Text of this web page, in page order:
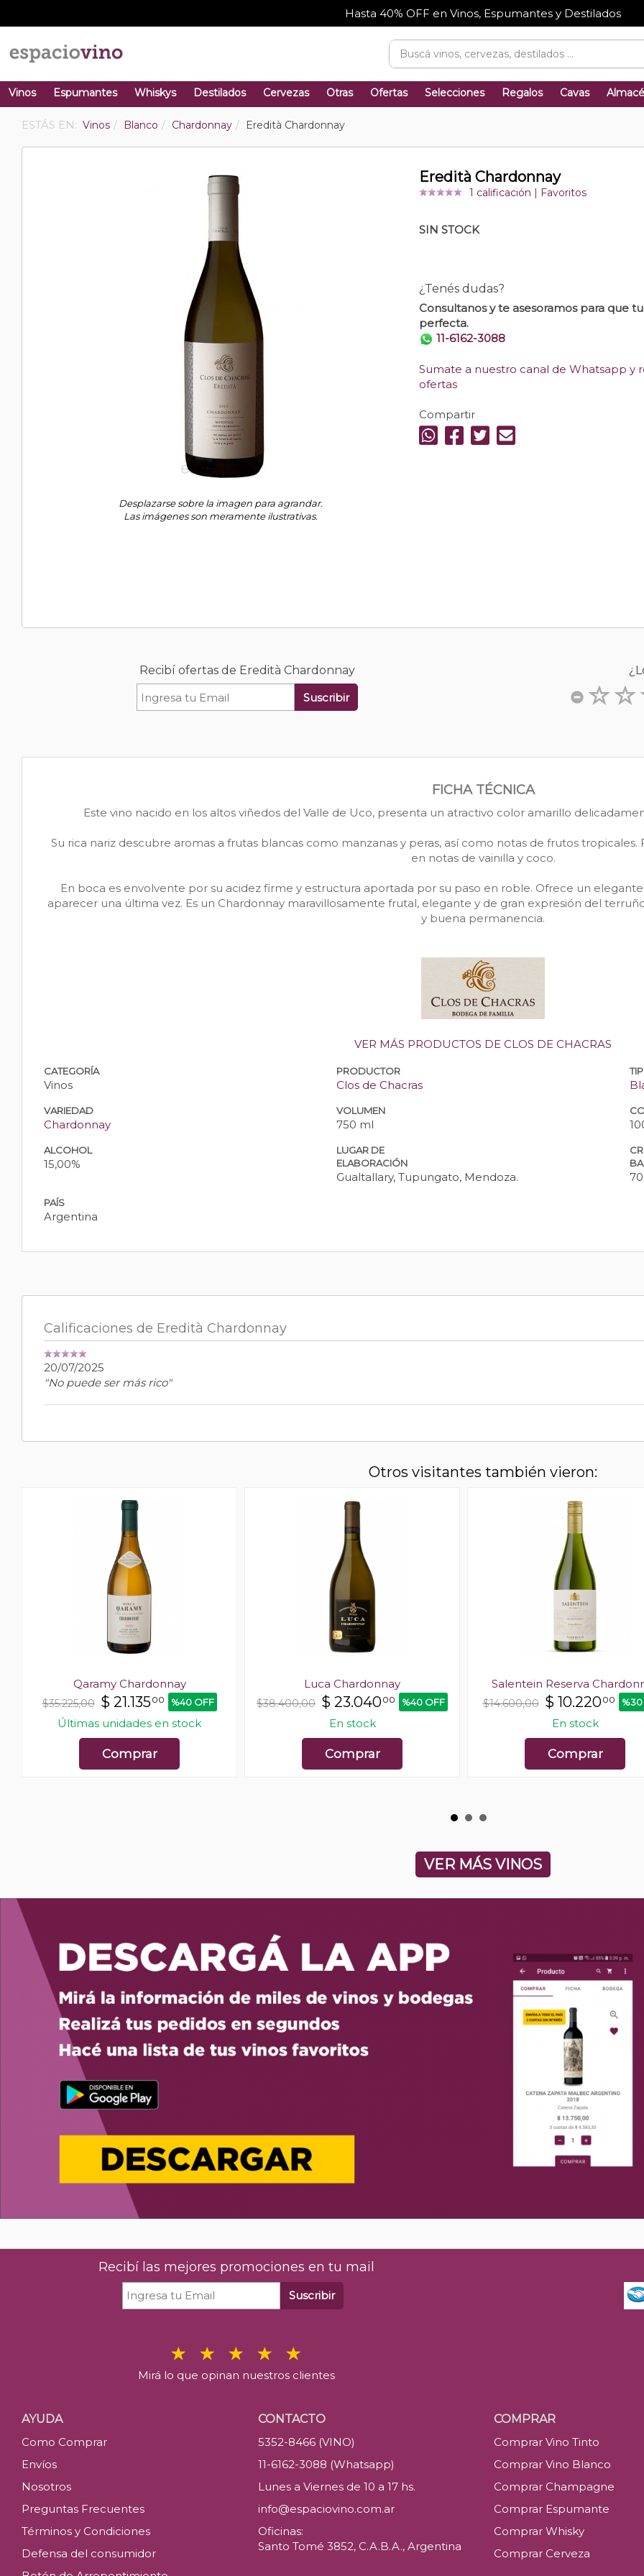
Hasta 40% OFF en Vinos, Espumantes y Destilados
Vinos Espumantes Whiskys Destilados Cervezas Otras Ofertas Selecciones Regalos Cavas
ESTÁS EN: Vinos Blanco Chardonnay Eredità Chardonnay
Desplazarse sobre la imagen para agrandar.
Las imágenes son meramente ilustrativas.
Eredità Chardonnay
1 calificación Favoritos
SIN STOCK
¿Tenés dudas?
Consultanos y te asesoramos para que
perfecta.
11-6162-3088
Sumate a nuestro canal de Whatsapp y
ofertas
Compartir
Recibí ofertas de Eredità Chardonnay
Suscribir
FICHA TÉCNICA
Este vino nacido en los altos viñedos del Valle de Uco, presenta un atractivo color amarillo
Su rica nariz descubre aromas a frutas blancas como manzanas y peras, así como notas de frutos
en notas de vainilla y coco.
En boca es envolvente por su acidez firme y estructura aportada por su paso en roble. Ofrece un
aparecer una última vez. Es un Chardonnay maravillosamente frutal, elegante y de gran expresión del
y buena permanencia.
VER MÁS PRODUCTOS DE CLOS DE CHACRAS
CATEGORÍA
Vinos
PRODUCTOR
Clos de Chacras
VARIEDAD
Chardonnay
VOLUMEN
750 ml
ALCOHOL
15,00%
LUGAR DE
ELABORACIÓN
Gualtallary, Tupungato, Mendoza.
PAÍS
Argentina
Calificaciones de Eredità Chardonnay
20/07/2025
"No puede ser más rico"
Otros visitantes también vieron:
Qaramy Chardonnay
$35.225,00 $ 21.13500 %40 OFF
Últimas unidades en stock
Comprar
Luca Chardonnay
$38.400,00 $ 23.04000 %40 OFF
En stock
Comprar
Salentein Reserva
$14.600,00 $ 10.22000
En stock
Comprar
VER MÁS VINOS
Recibí las mejores promociones en tu mail
Suscribir
Mirá lo que opinan nuestros clientes
AYUDA
Como Comprar
Envíos
Nosotros
Preguntas Frecuentes
Términos y Condiciones
Defensa del consumidor
CONTACTO
5352-8466 (VINO)
11-6162-3088 (Whatsapp)
Lunes a Viernes de 10 a 17 hs.
info@espaciovino.com.ar
Oficinas:
Santo Tomé 3852, C.A.B.A., Argentina
COMPRAR
Comprar Vino Tinto
Comprar Vino Blanco
Comprar Champagne
Comprar Espumante
Comprar Whisky
Comprar Cerveza